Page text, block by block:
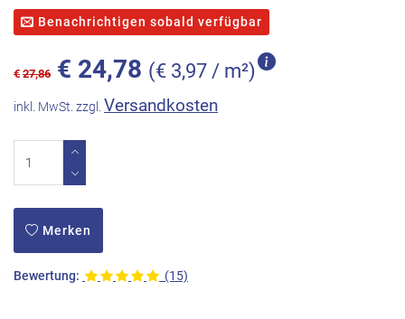
Benachrichtigen sobald verfügbar
€ 27,86 € 24,78 (€ 3,97 / m²)
inkl. MwSt. zzgl. Versandkosten
Merken
Bewertung: (15)